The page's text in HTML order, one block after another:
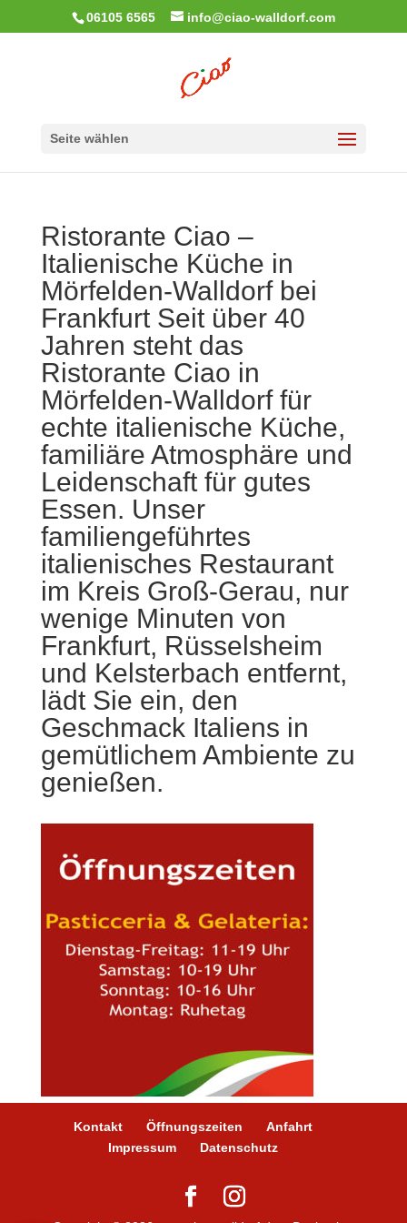
06105 6565 info@ciao-walldorf.com
Seite wählen
Ristorante Ciao –
Italienische Küche in
Mörfelden-Walldorf bei
Frankfurt Seit über 40
Jahren steht das
Ristorante Ciao in
Mörfelden-Walldorf für
echte italienische Küche,
familiäre Atmosphäre und
Leidenschaft für gutes
Essen. Unser
familiengeführtes
italienisches Restaurant
im Kreis Groß-Gerau, nur
wenige Minuten von
Frankfurt, Rüsselsheim
und Kelsterbach entfernt,
lädt Sie ein, den
Geschmack Italiens in
gemütlichem Ambiente zu
genießen.
Kontakt Öffnungszeiten
Anfahrt
Impressum
Datenschutz